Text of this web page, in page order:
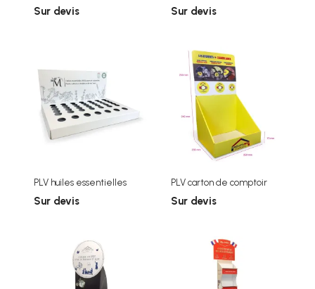
Sur devis Sur devis
PLV huiles essentielles
Sur devis
PLV carton de comptoir
Sur devis